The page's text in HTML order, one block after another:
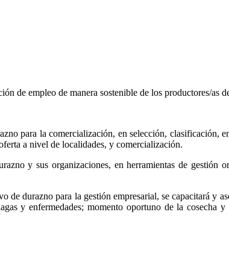
de empleo de manera sostenible de los productores/as
para la comercialización, en selección, clasificación,
a nivel de localidades, y comercialización.
y sus organizaciones, en herramientas de
durazno para la gestión empresarial, se capacitará y
y enfermedades; momento oportuno de la cosecha